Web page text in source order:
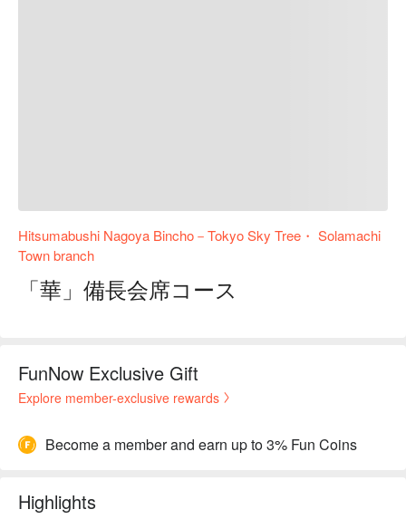
Hitsumabushi Nagoya Bincho－Tokyo Sky Tree・ Solamachi
Town branch
「華」備長会席コース
FunNow Exclusive Gift
Explore member-exclusive rewards
Become a member and earn up to 3% Fun Coins
Highlights